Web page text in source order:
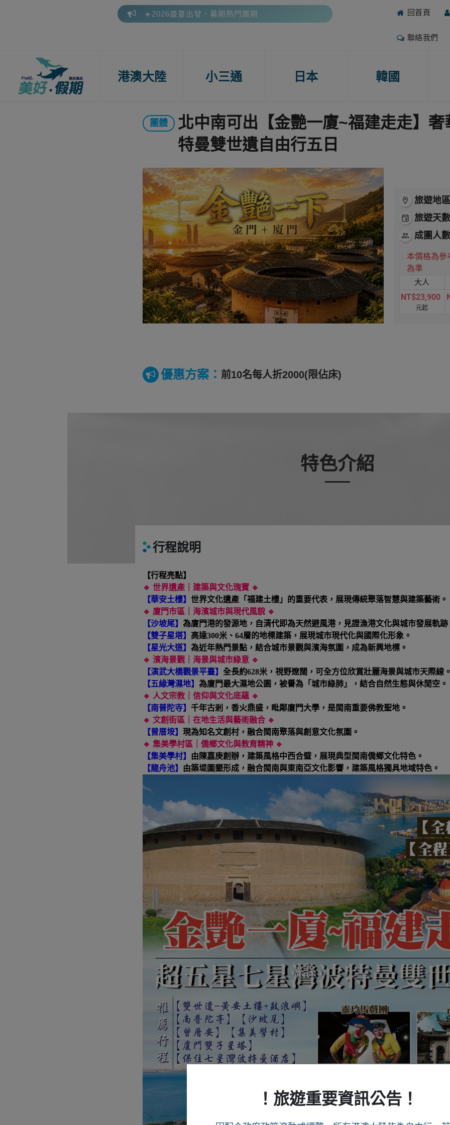
🎁 美好假期參團好評抽好禮 回首頁
聯絡我們
港澳大陸 小三通 日本 韓國
！旅遊重要資訊公告！
團體
北中南可出【金艷一廈~福建走走】奢
特曼雙世遺自由行五日
room 旅遊地區
event 旅遊天數
people 成團人數
本價格為參
為準
大人
NT$23,900
元起
優惠方案： 前10名每人折2000(限佔床)
特色介紹
行程說明
【行程亮點】
🔹 世界遺產｜建築與文化瑰寶 🔹
【華安土樓】 世界文化遺產「福建土樓」的重要代表，展現傳統聚落智慧與建築藝術。
🔹 廈門市區｜海濱城市與現代風貌 🔹
【沙坡尾】 為廈門港的發源地，自清代即為天然避風港，見證漁港文化與城市發展軌跡
【雙子星塔】 高達300米、64層的地標建築，展現城市現代化與國際化形象。
【星光大道】 為近年熱門景點，結合城市景觀與濱海氛圍，成為新興地標。
🔹 濱海景觀｜海景與城市綠意 🔹
【演武大橋觀景平臺】 全長約628米，視野遼闊，可全方位欣賞壯麗海景與城市天際線
【五緣灣濕地】 為廈門最大濕地公園，被譽為「城市綠肺」，結合自然生態與休閒空。
🔹 人文宗教｜信仰與文化底蘊 🔹
【南普陀寺】 千年古剎，香火鼎盛，毗鄰廈門大學，是閩南重要佛教聖地。
🔹 文創街區｜在地生活與藝術融合 🔹
【曾厝垵】 現為知名文創村，融合閩南聚落與創意文化氛圍。
🔹 集美學村區｜僑鄉文化與教育精神 🔹
【集美學村】 由陳嘉庚創辦，建築風格中西合璧，展現典型閩南僑鄉文化特色。
【龍舟池】 由築堤圍墾形成，融合閩南與東南亞文化影響，建築風格獨具地域特色。